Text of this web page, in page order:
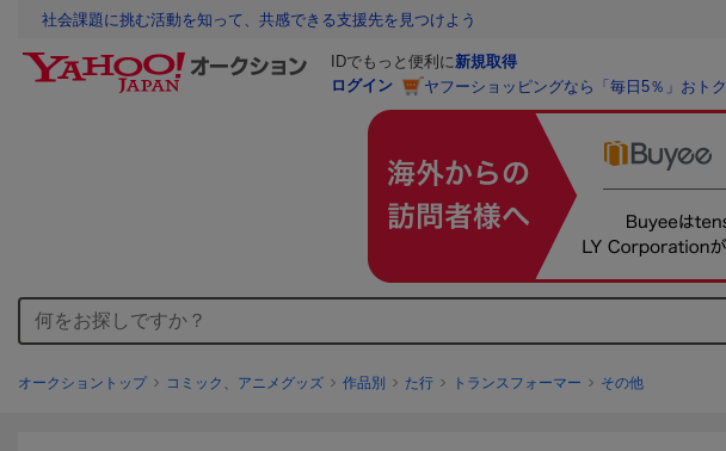
社会課題に挑む活動を知って、共感できる支援先を見つけよう
IDでもっと便利に新規取得
ログイン
ヤフーショッピングなら「毎日5％」おトク
オークショントップ コミック、アニメグッズ 作品別 た行 トランスフォーマー その他